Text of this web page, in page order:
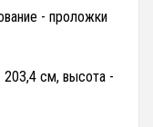
- проложки
203,4 см, высота -